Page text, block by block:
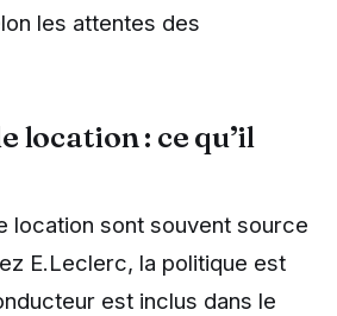
les attentes des
location : ce qu’il
location sont souvent source
E.Leclerc, la politique est
est inclus dans le